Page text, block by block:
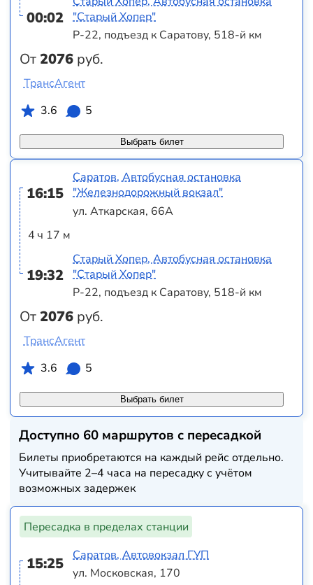
00:02
От2076 руб.
"Старый Хопер"
Р-22, подъезд к Саратову, 518-й км
Выбрать билет
ТрансАгент
3.6
5
16:15
4 ч 17 м
19:32
От2076 руб.
Саратов, Автобусная остановка
"Железнодорожный вокзал"
ул. Аткарская, 66А
Старый Хопер, Автобусная остановка
"Старый Хопер"
Р-22, подъезд к Саратову, 518-й км
Выбрать билет
ТрансАгент
3.6
5
Доступно 60 маршрутов с пересадкой
Билеты приобретаются на каждый рейс отдельно.
Учитывайте 2–4 часа на пересадку с учётом
возможных задержек
Пересадка в пределах станции
15:25
Саратов, Автовокзал ГУП
ул. Московская, 170